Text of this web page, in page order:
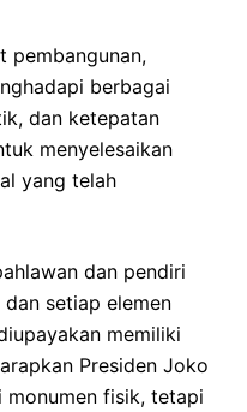
pembangunan,
berbagai
dan ketepatan
menyelesaikan
yang telah
dan pendiri
setiap elemen
memiliki
Presiden Joko
monumen fisik, tetapi